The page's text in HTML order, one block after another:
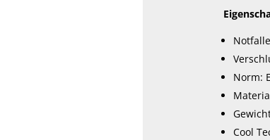
Norm:
Cool